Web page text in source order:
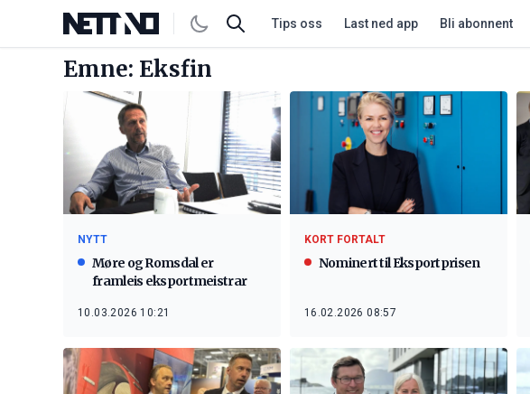
Tips oss Last ned app Bli abonnent
Emne: Eksfin
NYTT
Møre og Romsdal er
framleis eksportmeistrar
10.03.2026 10:21
KORT FORTALT
Nominert til Eksportprisen
16.02.2026 08:57